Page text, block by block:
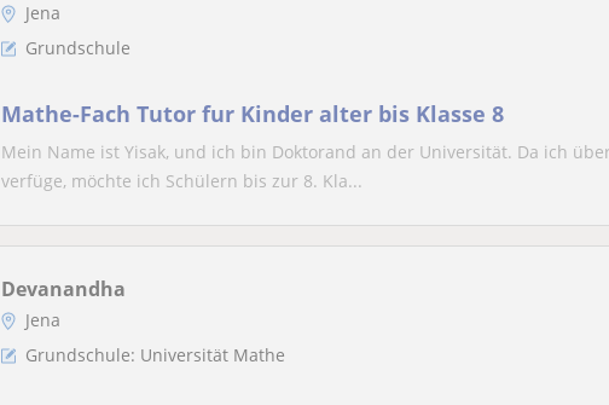
Jena
Grundschule
Mathe-Fach Tutor fur Kinder alter bis Klasse 8
Mein Name ist Yisak, und ich bin Doktorand an der Universität. Da ich
verfüge, möchte ich Schülern bis zur 8. Kla...
Devanandha
Jena
Grundschule: Universität Mathe